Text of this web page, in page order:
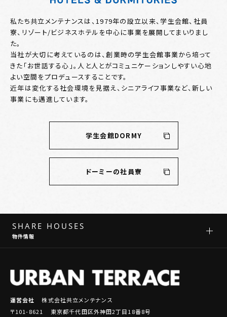
私たち共立メンテナンスは、1979年の設立以来、学生会館、社員
寮、リゾート/ビジネスホテルを中心に事業を展開してまいりまし
た。
当社が大切に考えているのは、創業時の学生会館事業から培って
きた「お世話する心」。人と人とがコミュニケーションしやすい心地
よい空間をプロデュースすることです。
近年は変化する社会環境を見据え、シニアライフ事業など、新しい
事業にも邁進しています。
学生会館DORMY
ドーミーの社員寮
SHARE HOUSES
物件情報
運営会社
株式会社共立メンテナンス
〒101-8621 東京都千代田区外神田2丁目18番8号